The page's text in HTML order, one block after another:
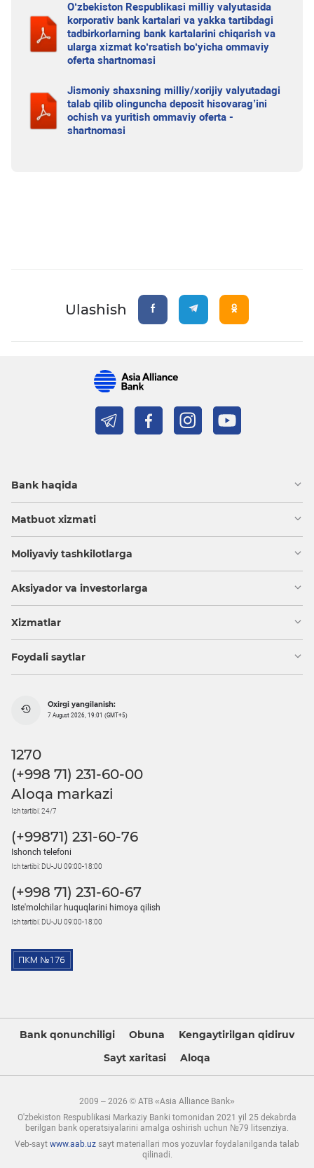
O‘zbekiston Respublikasi milliy valyutasida
korporativ bank kartalari va yakka tartibdagi
tadbirkorlarning bank kartalarini chiqarish va
ularga xizmat ko‘rsatish bo‘yicha ommaviy
oferta shartnomasi
Jismoniy shaxsning milliy/xorijiy valyutadagi
talab qilib olinguncha deposit hisovarag’ini
ochish va yuritish ommaviy oferta -
shartnomasi
Ulashish
Bank haqida
Matbuot xizmati
Moliyaviy tashkilotlarga
Aksiyador va investorlarga
Xizmatlar
Foydali saytlar
Oxirgi yangilanish:
7 August 2026, 19:01 (GMT+5)
1270
(+998 71) 231-60-00
Aloqa markazi
Ish tartibi: 24/7
(+99871) 231-60-76
Ishonch telefoni
Ish tartibi: DU-JU 09:00-18:00
(+998 71) 231-60-67
Iste'molchilar huquqlarini himoya qilish
Ish tartibi: DU-JU 09:00-18:00
Bank qonunchiligi Obuna
Kengaytirilgan qidiruv
Sayt xaritasi
Aloqa
2009 – 2026 © ATB «Asia Alliance Bank»
O'zbekiston Respublikasi Markaziy Banki tomonidan 2021 yil 25 dekabrda
berilgan bank operatsiyalarini amalga oshirish uchun №79 litsenziya.
Veb-sayt www.aab.uz sayt materiallari mos yozuvlar foydalanilganda talab
qilinadi.